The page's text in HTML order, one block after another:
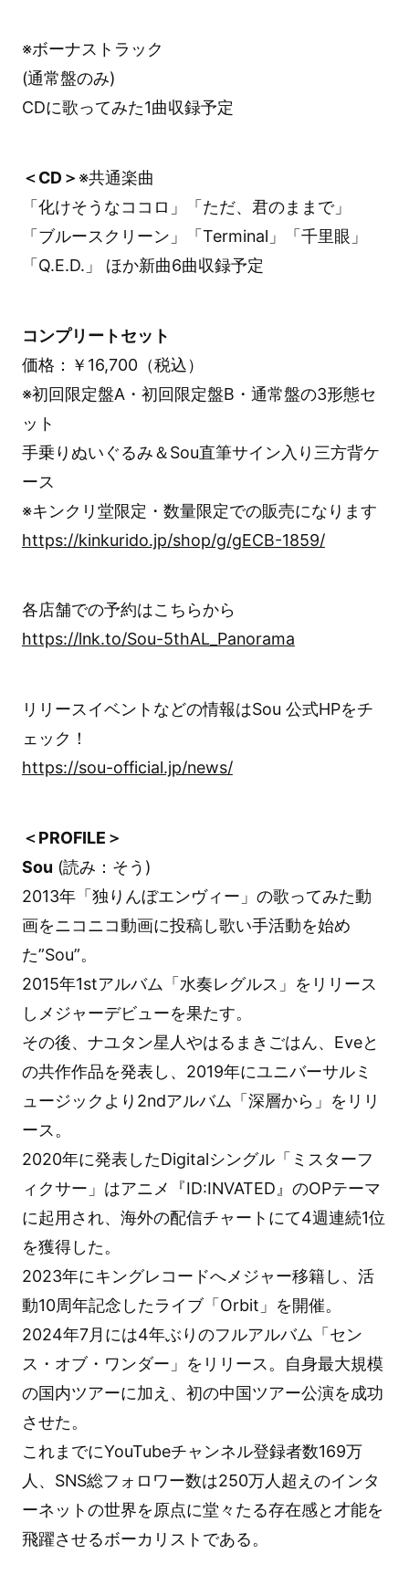
※ボーナストラック
(通常盤のみ)
CDに歌ってみた1曲収録予定
＜CD＞※共通楽曲
「化けそうなココロ」「ただ、君のままで」
「ブルースクリーン」「Terminal」「千里眼」
「Q.E.D.」 ほか新曲6曲収録予定
コンプリートセット
価格：￥16,700（税込）
※初回限定盤A・初回限定盤B・通常盤の3形態セ
ット
手乗りぬいぐるみ＆Sou直筆サイン入り三方背ケ
ース
※キンクリ堂限定・数量限定での販売になります
https://kinkurido.jp/shop/g/gECB-1859/
各店舗での予約はこちらから
https://lnk.to/Sou-5thAL_Panorama
リリースイベントなどの情報はSou 公式HPをチ
ェック！
https://sou-official.jp/news/
＜PROFILE＞
Sou (読み：そう)
2013年「独りんぼエンヴィー」の歌ってみた動
画をニコニコ動画に投稿し歌い手活動を始め
た”Sou”。
2015年1stアルバム「水奏レグルス」をリリース
しメジャーデビューを果たす。
その後、ナユタン星人やはるまきごはん、Eveと
の共作作品を発表し、2019年にユニバーサルミ
ュージックより2ndアルバム「深層から」をリリ
ース。
2020年に発表したDigitalシングル「ミスターフ
ィクサー」はアニメ『ID:INVATED』のOPテーマ
に起用され、海外の配信チャートにて4週連続1位
を獲得した。
2023年にキングレコードへメジャー移籍し、活
動10周年記念したライブ「Orbit」を開催。
2024年7月には4年ぶりのフルアルバム「セン
ス・オブ・ワンダー」をリリース。自身最大規模
の国内ツアーに加え、初の中国ツアー公演を成功
させた。
これまでにYouTubeチャンネル登録者数169万
人、SNS総フォロワー数は250万人超えのインタ
ーネットの世界を原点に堂々たる存在感と才能を
飛躍させるボーカリストである。